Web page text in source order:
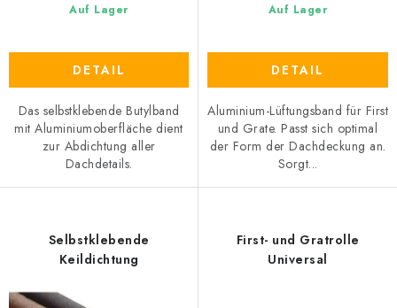
Auf Lager
DETAIL
Das selbstklebende Butylband
mit Aluminiumoberfläche dient
zur Abdichtung aller
Dachdetails.
Auf Lager
DETAIL
Aluminium-Lüftungsband für First
und Grate. Passt sich optimal
der Form der Dachdeckung an.
Sorgt...
Selbstklebende
Keildichtung
First- und Gratrolle
Universal